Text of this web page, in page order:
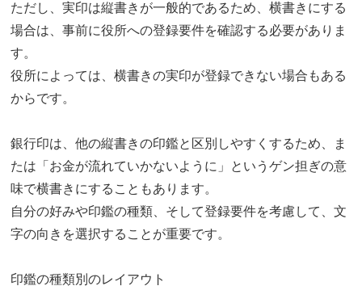
ただし、実印は縦書きが一般的であるため、横書きにする
場合は、事前に役所への登録要件を確認する必要がありま
す。
役所によっては、横書きの実印が登録できない場合もある
からです。
銀行印は、他の縦書きの印鑑と区別しやすくするため、ま
たは「お金が流れていかないように」というゲン担ぎの意
味で横書きにすることもあります。
自分の好みや印鑑の種類、そして登録要件を考慮して、文
字の向きを選択することが重要です。
印鑑の種類別のレイアウト